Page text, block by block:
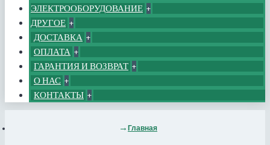
ЭЛЕКТРООБОРУДОВАНИЕ +
ДРУГОЕ +
ДОСТАВКА +
ОПЛАТА +
ГАРАНТИЯ И ВОЗВРАТ +
О НАС +
КОНТАКТЫ +
Главная